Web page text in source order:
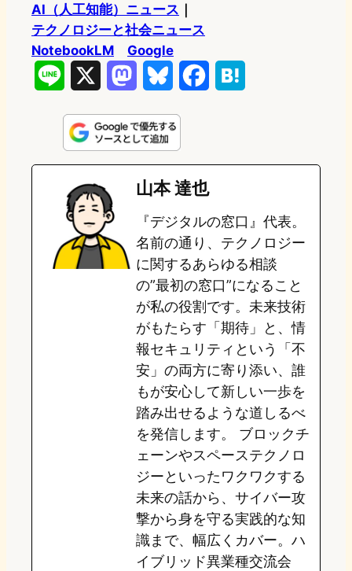
AI（人工知能）ニュース
テクノロジーと社会ニュース
NotebookLM
Google
n
e
s
t
o
o
n
u
e
s
k
e
b
o
o
k
e
a
山本 達也
『デジタルの窓口』代表。
名前の通り、テクノロジー
に関するあらゆる相談
の”最初の窓口”になること
が私の役割です。未来技術
がもたらす「期待」と、情
報セキュリティという「不
安」の両方に寄り添い、誰
もが安心して新しい一歩を
踏み出せるような道しるべ
を発信します。 ブロックチ
ェーンやスペーステクノロ
ジーといったワクワクする
未来の話から、サイバー攻
撃から身を守る実践的な知
識まで、幅広くカバー。ハ
イブリッド異業種交流会